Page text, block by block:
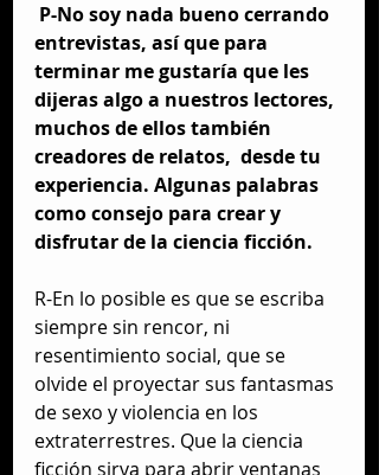
P-No soy nada bueno cerrando
entrevistas, así que para
terminar me gustaría que les
dijeras algo a nuestros lectores,
muchos de ellos también
creadores de relatos,  desde tu
experiencia. Algunas palabras
como consejo para crear y
disfrutar de la ciencia ficción.
R-En lo posible es que se escriba
siempre sin rencor, ni
resentimiento social, que se
olvide el proyectar sus fantasmas
de sexo y violencia en los
extraterrestres. Que la ciencia
ficción sirva para abrir ventanas